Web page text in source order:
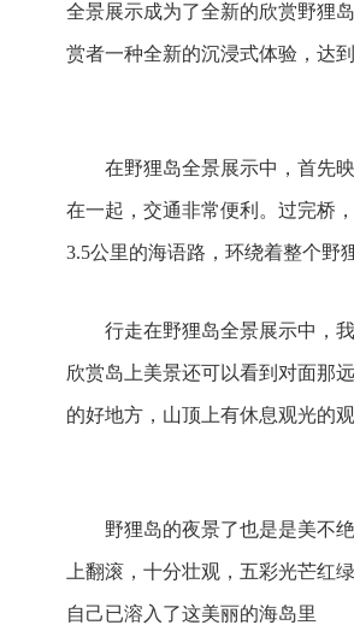
全景展示成为了全新的欣赏野狸
赏者一种全新的沉浸式体验，达
在野狸岛全景展示中，首先映
在一起，交通非常便利。过完桥
3.5公里的海语路，环绕着整个野
行走在野狸岛全景展示中，我
欣赏岛上美景还可以看到对面那
的好地方，山顶上有休息观光的
野狸岛的夜景了也是是美不绝
上翻滚，十分壮观，五彩光芒红
自己已溶入了这美丽的海岛里